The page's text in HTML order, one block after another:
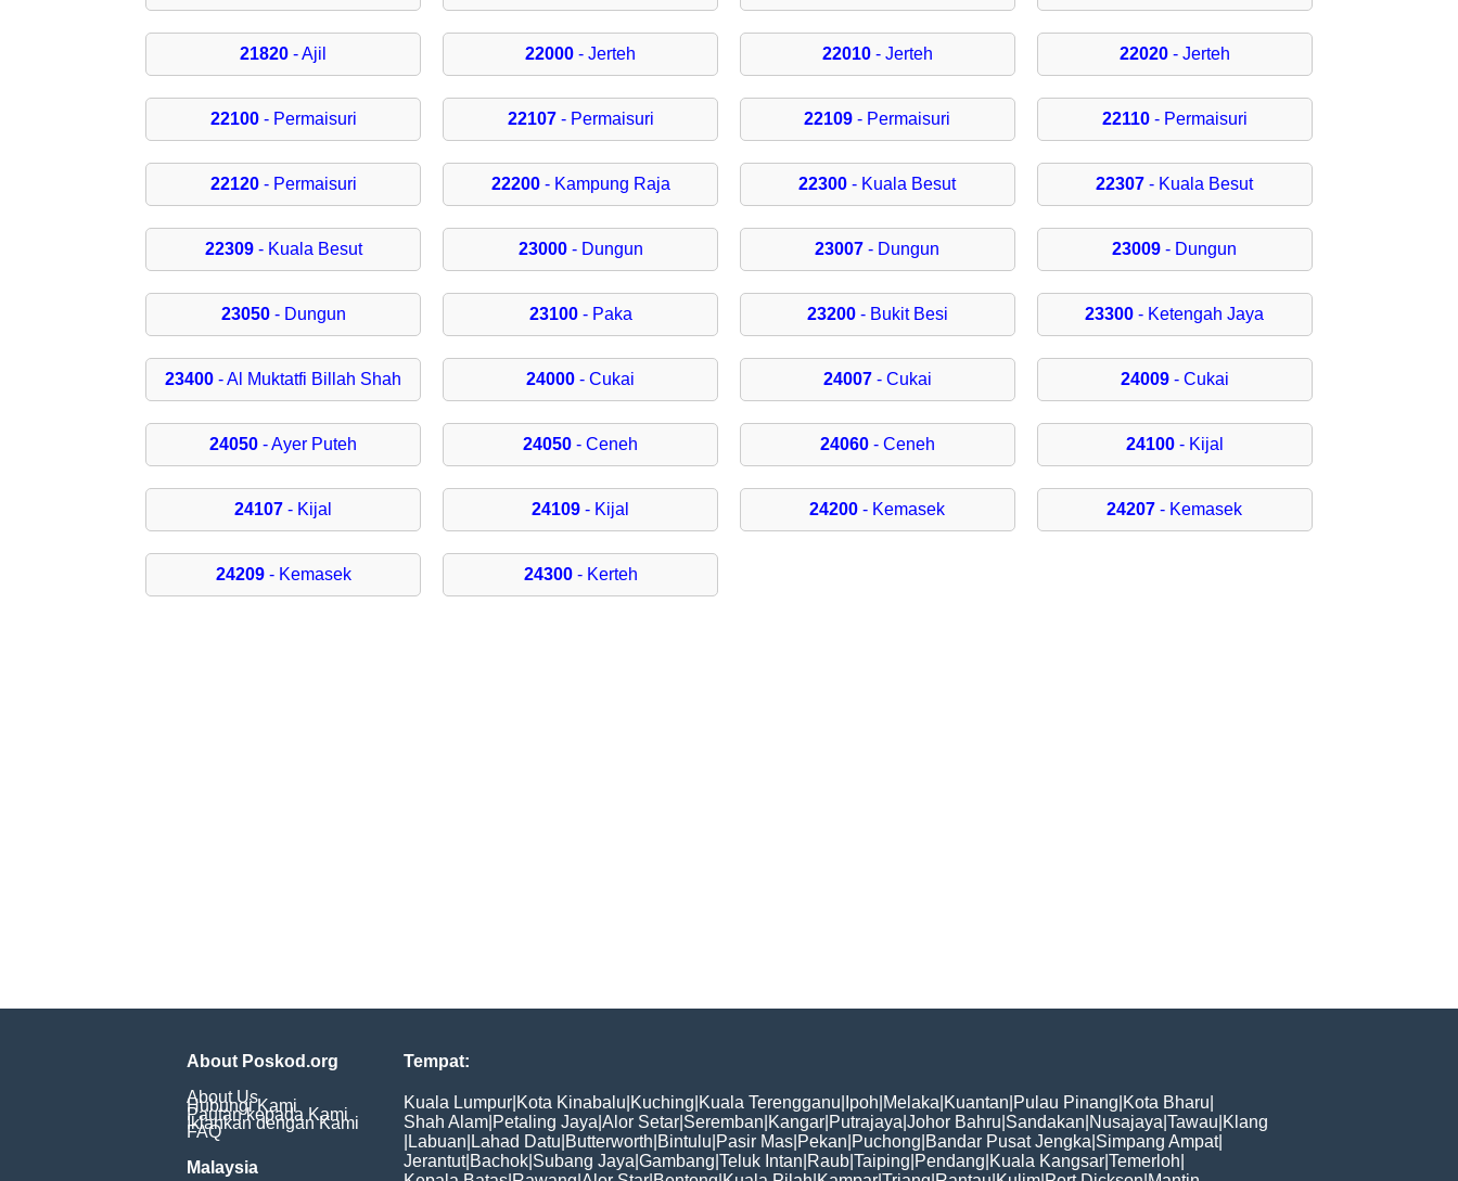
21820 - Ajil 22000 - Jerteh 22010- Jerteh 22020- Jerteh
22100- Permaisuri 22107- Permaisuri 22109 - Permaisuri 22110- Permaisuri
22120- Permaisuri 22200- Kampung Raja 22300 - Kuala Besut 22307 - Kuala Besut
22309- Kuala Besut 23000- Dungun 23007 - Dungun 23009 - Dungun
23050- Dungun 23100- Paka 23200- Bukit Besi 23300 - Ketengah Jaya
23400 - Al Muktatfi Billah Shah 24000 - Cukai 24007- Cukai 24009- Cukai
24050 - Ayer Puteh 24050 - Ceneh 24060- Ceneh 24100- Kijal
24107 - Kijal 24109 - Kijal 24200 - Kemasek 24207 - Kemasek
24209- Kemasek 24300- Kerteh
About Poskod.org
About Us
Hubungi Kami
Pautan kepada Kami
Iklankan dengan Kami
FAQ
Malaysia
Tempat:
Kuala Lumpur Kota Kinabalu Kuching Kuala Terengganu Ipoh Melaka Kuantan Pulau Pinang Kota Bharu
Shah Alam Petaling Jaya Alor Setar Seremban Kangar Putrajaya Johor Bahru Sandakan Nusajaya Tawau Klang
Labuan Lahad Datu Butterworth Bintulu Pasir Mas Pekan Puchong Bandar Pusat Jengka Simpang Ampat|
Jerantut| Bachok Subang Jaya Gambang Teluk Intan Raub Taiping Pendang Kuala Kangsar Temerloh